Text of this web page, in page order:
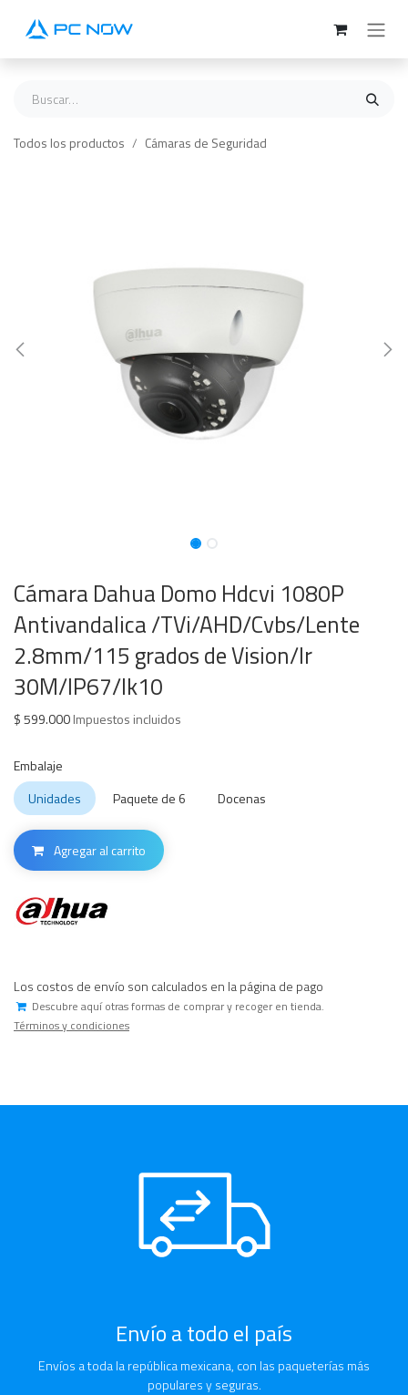
Todos los productos Cámaras de Seguridad
Cámara Dahua Domo Hdcvi 1080P
Antivandalica /TVi/AHD/Cvbs/Lente
2.8mm/115 grados de Vision/Ir
30M/IP67/Ik10
$599.000Impuestos incluidos
Embalaje
Unidades
Paquete de 6 Docenas
Agregar al carrito
Los costos de envío son calculados en la página de pago
Descubre aquí otras formas de comprar y recoger en tienda.
Términos y condiciones
Envío a todo el país
Envíos a toda la república mexicana, con las paqueterías más
populares y seguras.